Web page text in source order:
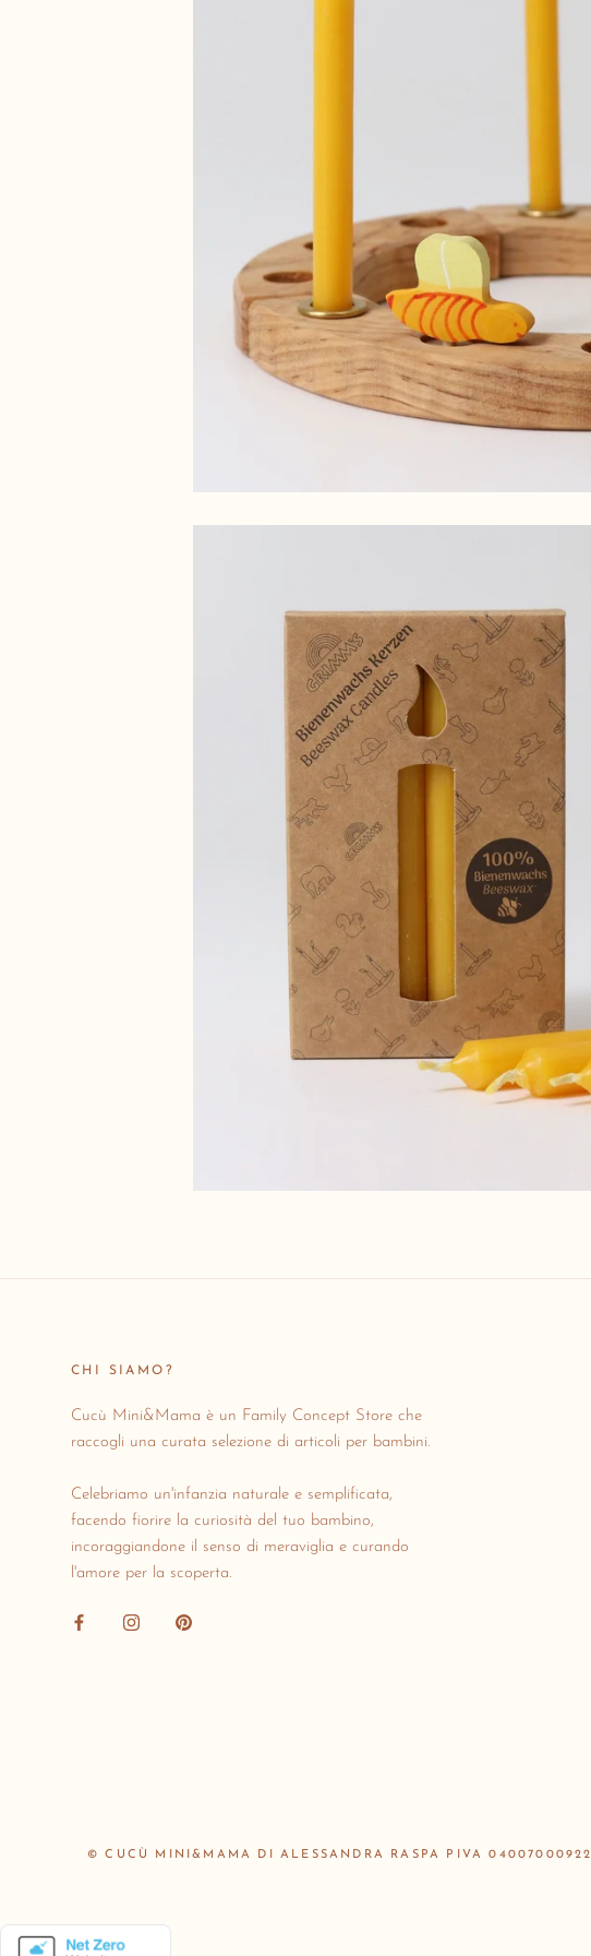
CHI SIAMO?
Cucù Mini&Mama è un Family Concept Store che
raccogli una curata selezione di articoli per bambini.
Celebriamo un'infanzia naturale e semplificata,
facendo fiorire la curiosità del tuo bambino,
incoraggiandone il senso di meraviglia e curando
l'amore per la scoperta.
© CUCÙ MINI&MAMA DI ALESSANDRA RASPA PIVA 04007000922